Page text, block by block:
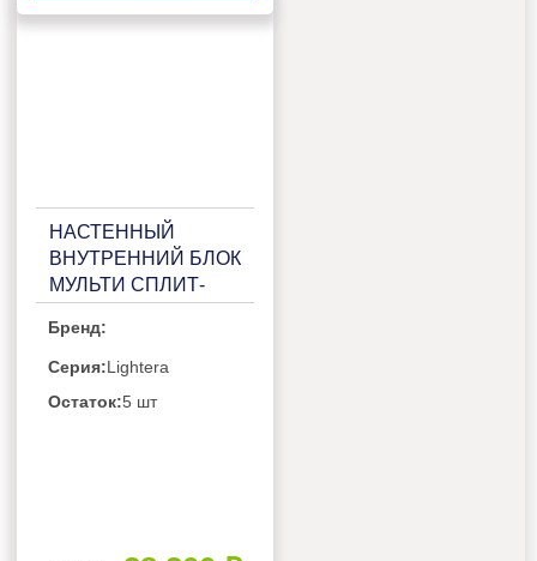
НАСТЕННЫЙ
ВНУТРЕННИЙ БЛОК
МУЛЬТИ СПЛИТ-
LIGHTERA
AS18NS4ERA-G
Бренд:
Серия:Lightera
Остаток:5 шт